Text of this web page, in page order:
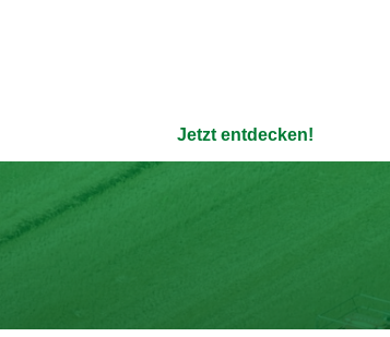
transparent wie die Verpackung - ohne
Jetzt entdecken!